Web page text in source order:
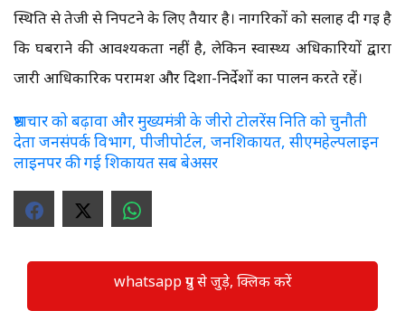
स्थिति से तेजी से निपटने के लिए तैयार है। नागरिकों को सलाह दी गई है
कि घबराने की आवश्यकता नहीं है, लेकिन स्वास्थ्य अधिकारियों द्वारा
जारी आधिकारिक परामर्श और दिशा-निर्देशों का पालन करते रहें।
भ्रष्टाचार को बढ़ावा और मुख्यमंत्री के जीरो टोलरेंस निति को चुनौती
देता जनसंपर्क विभाग, पीजीपोर्टल, जनशिकायत, सीएमहेल्पलाइन
लाइनपर की गई शिकायत सब बेअसर
whatsapp ग्रुप से जुड़े, क्लिक करें